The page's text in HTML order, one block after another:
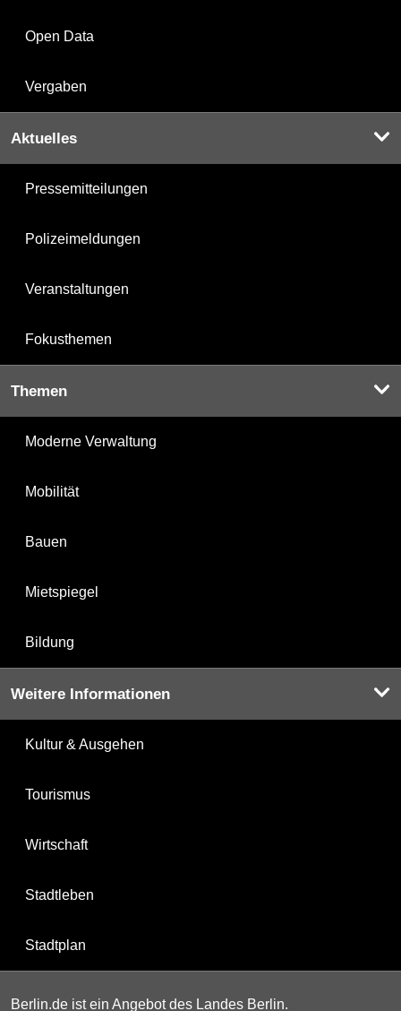
Open Data
Vergaben
Aktuelles
Pressemitteilungen
Polizeimeldungen
Veranstaltungen
Fokusthemen
Themen
Moderne Verwaltung
Mobilität
Bauen
Mietspiegel
Bildung
Weitere Informationen
Kultur & Ausgehen
Tourismus
Wirtschaft
Stadtleben
Stadtplan
Berlin.de ist ein Angebot des Landes Berlin.